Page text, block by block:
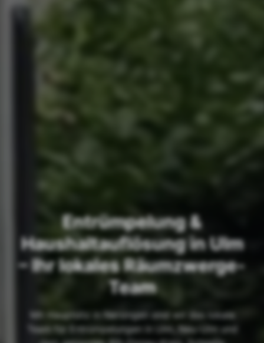
Entrümpelung &
Haushaltauflösung in Ulm
– Ihr lokales Räumzwerge-
Team
Mit Hauptsitz in Nersingen sind wir das lokale
Team für Entrümpelungen in Ulm, Neu-Ulm und